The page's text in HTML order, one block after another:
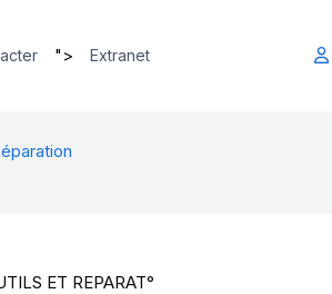
"> Extranet
ET REPARAT°